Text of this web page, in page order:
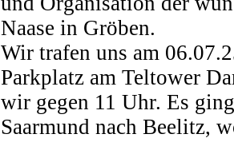
Naase in Gröben.
Wir trafen uns am
Parkplatz am Teltower
wir gegen 11 Uhr. Es
Saarmund nach Beelitz,